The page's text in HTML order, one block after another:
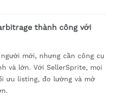
thành công với
mới, nhưng cần công cụ
và lớn. Với SellerSprite, mọi
ưu listing, đo lường và mở